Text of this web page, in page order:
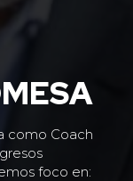
como Coach
foco en: